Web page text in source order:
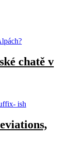
chatě v